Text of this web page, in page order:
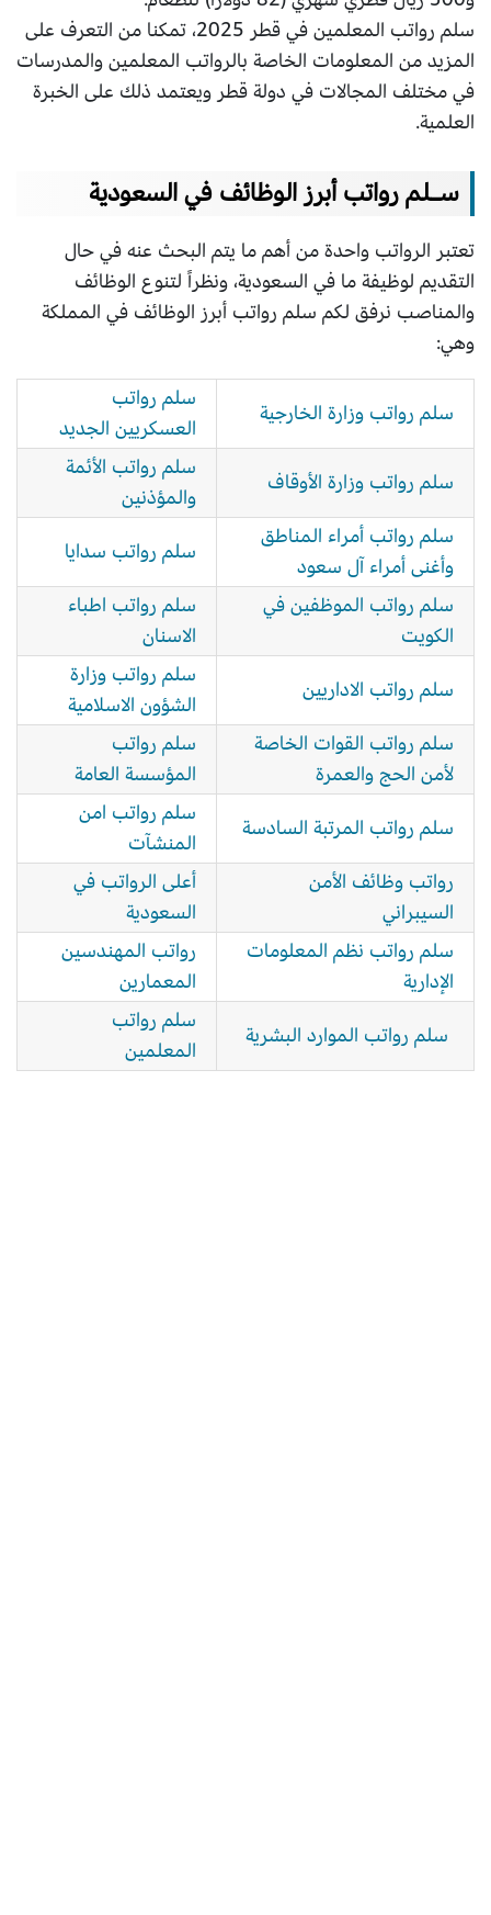
سلم رواتب المعلمين في قطر 2025، تمكنا من التعرف على
المزيد من المعلومات الخاصة بالرواتب المعلمين والمدرسات
في مختلف المجالات في دولة قطر ويعتمد ذلك على الخبرة
العلمية.
سـلم رواتب أبرز الوظائف في السعودية
تعتبر الرواتب واحدة من أهم ما يتم البحث عنه في حال
التقديم لوظيفة ما في السعودية، ونظراً لتنوع الوظائف
والمناصب نرفق لكم سلم رواتب أبرز الوظائف في المملكة
وهي:
سلم رواتب وزارة الخارجية
سلم رواتب
العسكريين الجديد
سلم رواتب وزارة الأوقاف
سلم رواتب الأئمة
والمؤذنين
سلم رواتب أمراء المناطق
وأغنى أمراء آل سعود
سلم رواتب سدايا
سلم رواتب الموظفين في
الكويت
سلم رواتب اطباء
الاسنان
سلم رواتب الاداريين
سلم رواتب وزارة
الشؤون الاسلامية
سلم رواتب القوات الخاصة
لأمن الحج والعمرة
سلم رواتب
المؤسسة العامة
سلم رواتب المرتبة السادسة
سلم رواتب امن
المنشآت
رواتب وظائف الأمن
السيبراني
أعلى الرواتب في
السعودية
سلم رواتب نظم المعلومات
الإدارية
رواتب المهندسين
المعمارين
سلم رواتب الموارد البشرية
سلم رواتب
المعلمين